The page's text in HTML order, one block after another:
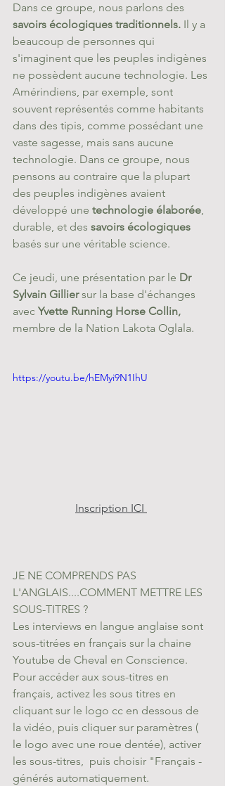
Dans ce groupe, nous parlons des
savoirs écologiques traditionnels. Il y a
beaucoup de personnes qui
s'imaginent que les peuples indigènes
ne possèdent aucune technologie. Les
Amérindiens, par exemple, sont
souvent représentés comme habitants
dans des tipis, comme possédant une
vaste sagesse, mais sans aucune
technologie. Dans ce groupe, nous
pensons au contraire que la plupart
des peuples indigènes avaient
développé une technologie élaborée,
durable, et des savoirs écologiques
basés sur une véritable science.
Ce jeudi, une présentation par le Dr
Sylvain Gillier sur la base d'échanges
avec Yvette Running Horse Collin,
membre de la Nation Lakota Oglala.
https://youtu.be/hEMyi9N1IhU
Inscription ICI
JE NE COMPRENDS PAS
L'ANGLAIS....COMMENT METTRE LES
SOUS-TITRES ?
Les interviews en langue anglaise sont
sous-titrées en français sur la chaine
Youtube de Cheval en Conscience.
Pour accéder aux sous-titres en
français, activez les sous titres en
cliquant sur le logo cc en dessous de
la vidéo, puis cliquer sur paramètres (
le logo avec une roue dentée), activer
les sous-titres,  puis choisir "Français -
générés automatiquement.